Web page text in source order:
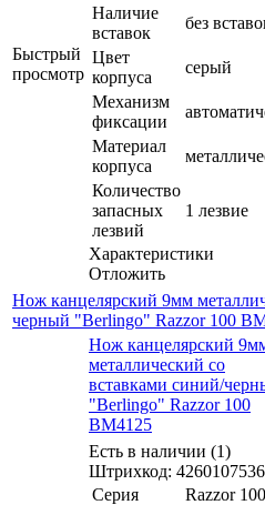
Быстрый
просмотр
Наличие
вставок
без
Цвет
корпуса
серый
Механизм
фиксации
Материал
корпуса
Количество
запасных
лезвий
1 лезвие
Характеристики
Отложить
Нож канцелярский 9мм
черный "Berlingo" Razzor 100
Нож канцелярский
металлический со
вставками синий/
"Berlingo" Razzor 100
ВМ4125
Есть в наличии (1)
Штрихкод:
Серия
Razzor 100